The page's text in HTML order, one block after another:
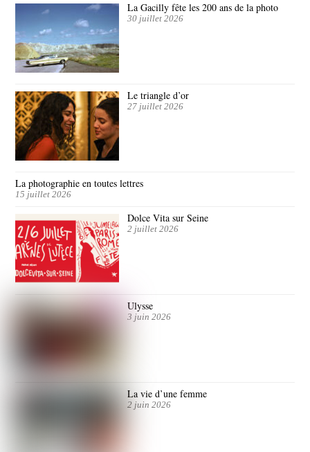
La Gacilly fête les 200 ans de la photo
30 juillet 2026
Le triangle d’or
27 juillet 2026
La photographie en toutes lettres
15 juillet 2026
Dolce Vita sur Seine
2 juillet 2026
Ulysse
3 juin 2026
La vie d’une femme
2 juin 2026